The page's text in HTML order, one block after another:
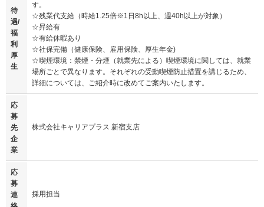
待
遇/
福
利
厚
生
す。
☆残業代支給（時給1.25倍※1日8h以上、週40h以上が対象）
☆昇給有
☆有給休暇あり
☆社保完備（健康保険、雇用保険、厚生年金)
☆喫煙環境：禁煙・分煙（就業先による）喫煙環境に関しては、就業
場所ごとで異なります。それぞれの受動喫煙防止措置を講じるため、
詳細については、ご紹介時に改めてご案内いたします。
応
募
先
企
業
株式会社キャリアプラス 新宿支店
応
募
連
採用担当